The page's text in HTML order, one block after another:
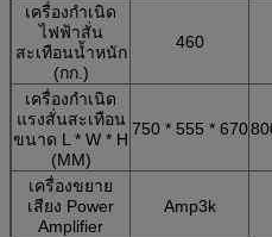
เครื่องกำเนิด
ไฟฟ้าสั่น
สะเทือนน้ำหนัก
(กก.)
460
เครื่องกำเนิด
แรงสั่นสะเทือน
ขนาด L * W * H
(MM)
750 * 555 * 670
เครื่องขยาย
เสียง Power
Amplifier
Amp3k